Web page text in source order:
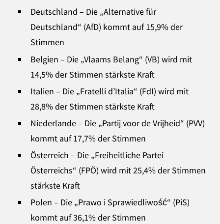
Deutschland – Die „Alternative für
Deutschland“ (AfD) kommt auf 15,9% der
Stimmen
Belgien – Die „Vlaams Belang“ (VB) wird mit
14,5% der Stimmen stärkste Kraft
Italien – Die „Fratelli d’Italia“ (FdI) wird mit
28,8% der Stimmen stärkste Kraft
Niederlande – Die „Partij voor de Vrijheid“ (PVV)
kommt auf 17,7% der Stimmen
Österreich – Die „Freiheitliche Partei
Österreichs“ (FPÖ) wird mit 25,4% der Stimmen
stärkste Kraft
Polen – Die „Prawo i Sprawiedliwość“ (PiS)
kommt auf 36,1% der Stimmen